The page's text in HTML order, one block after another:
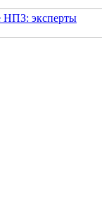
НПЗ: эксперты